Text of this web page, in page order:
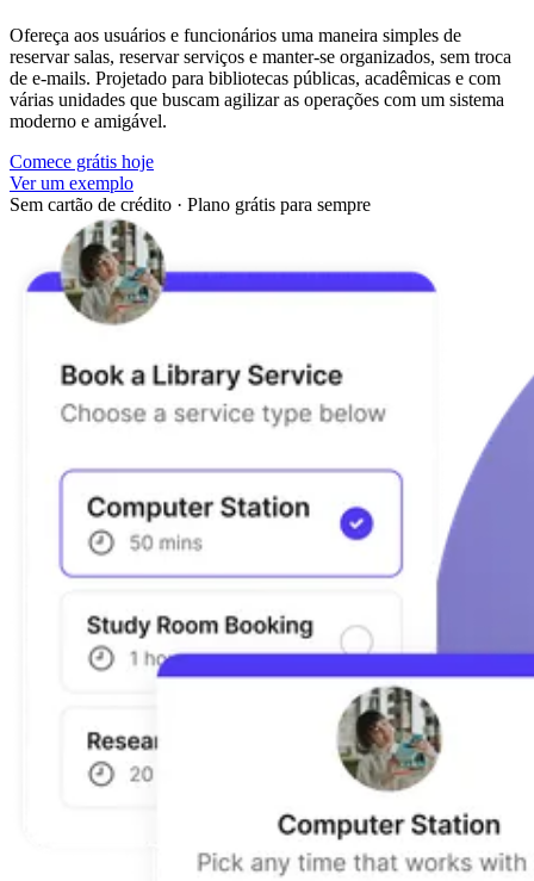
Ofereça aos usuários e funcionários uma maneira simples de
reservar salas, reservar serviços e manter-se organizados, sem troca
de e-mails. Projetado para bibliotecas públicas, acadêmicas e com
várias unidades que buscam agilizar as operações com um sistema
moderno e amigável.
Comece grátis hoje
Ver um exemplo
Sem cartão de crédito · Plano grátis para sempre